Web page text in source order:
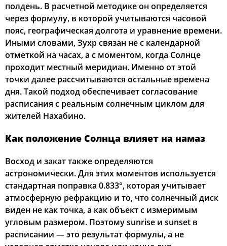
02:54 05:14 12:34 16:31 19:54 22:01
22, Сб 02:58 05:16 12:34 16:29 19:51 21:57
23, Вс 03:01 05:18 12:34 16:28 19:49 21:53
24, Пн 03:05 05:20 12:34 16:27 19:46 21:50
25, Вт 03:08 05:22 12:33 16:25 19:44 21:46
28, Пт 03:18 05:28 12:33 16:21 19:36 21:35
29, Сб 03:21 05:30 12:32 16:19 19:34 21:32
30, Вс 03:24 05:32 12:32 16:18 19:31 21:28
03:27 05:34 12:32 16:16 19:29
полдень. В расчетной методике он определяется
через формулу, в которой учитываются часовой
пояс, географическая долгота и уравнение времени.
Иными словами, Зухр связан не с календарной
отметкой на часах, а с моментом, когда Солнце
проходит местный меридиан. Именно от этой
точки далее рассчитываются остальные времена
дня. Такой подход обеспечивает согласование
расписания с реальным солнечным циклом для
жителей Нахабино.
Как положение Солнца влияет на намаз
Восход и закат также определяются
астрономически. Для этих моментов используется
стандартная поправка 0.833°, которая учитывает
атмосферную рефракцию и то, что солнечный диск
виден не как точка, а как объект с измеримым
угловым размером. Поэтому sunrise и sunset в
расписании — это результат формулы, а не